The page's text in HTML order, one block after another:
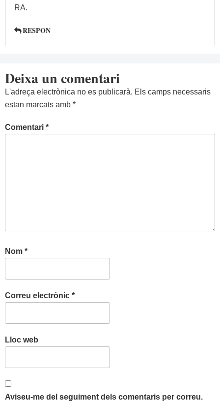
RA.
RESPON
Deixa un comentari
L'adreça electrònica no es publicarà. Els camps necessaris
estan marcats amb *
Comentari *
Nom *
Correu electrònic *
Lloc web
Aviseu-me del seguiment dels comentaris per correu.